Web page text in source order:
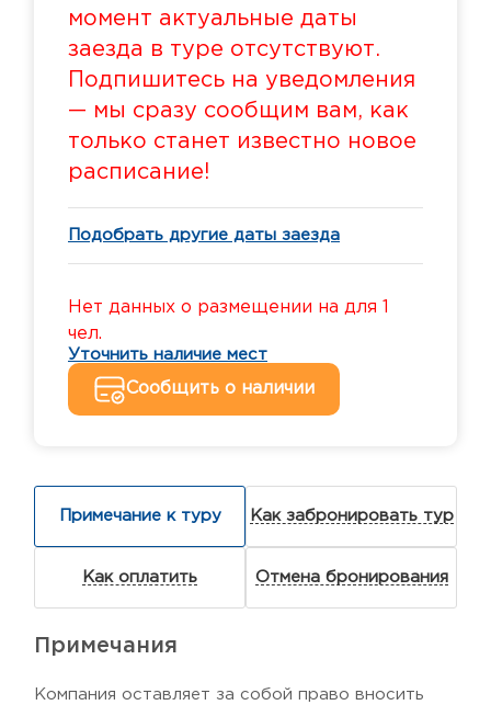
момент актуальные даты
заезда в туре отсутствуют.
Подпишитесь на уведомления
— мы сразу сообщим вам, как
только станет известно новое
расписание!
Подобрать другие даты заезда
Нет данных о размещении на для 1
чел.
Уточнить наличие мест
Сообщить о наличии
Примечание к туру Как забронировать тур
Как оплатить Отмена бронирования
Примечания
Компания оставляет за собой право вносить